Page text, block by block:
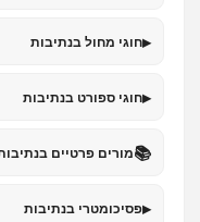
▸חוגי מחול בנתיבות
▸חוגי ספורט בנתיבות
📚מורים פרטיים
▸פסיכומטרי בנתיבות